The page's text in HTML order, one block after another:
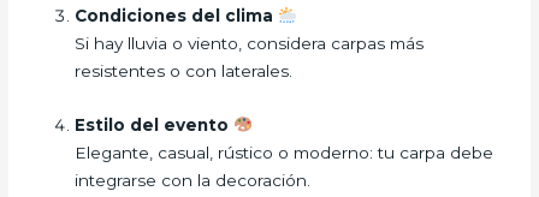
Condiciones del clima
Si hay lluvia o viento, considera carpas más
resistentes o con laterales.
Estilo del evento
Elegante, casual, rústico o moderno: tu carpa debe
integrarse con la decoración.